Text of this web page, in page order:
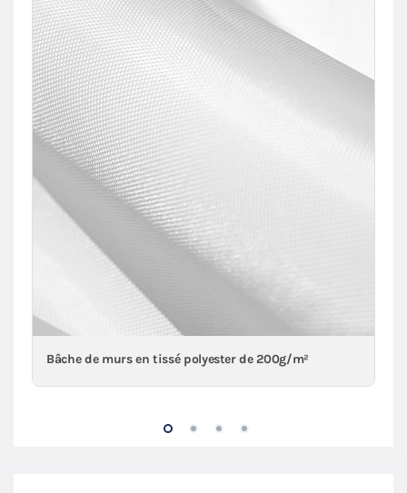
Bâche de murs en tissé polyester de 200g/m²